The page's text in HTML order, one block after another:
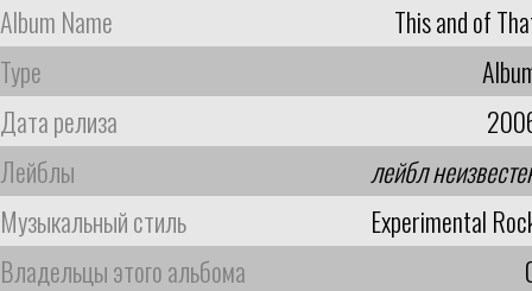
Album Name
This and of
Type
Дата релиза
Лейблы
лейбл
Музыкальный стиль
Experimental
Владельцы этого альбома